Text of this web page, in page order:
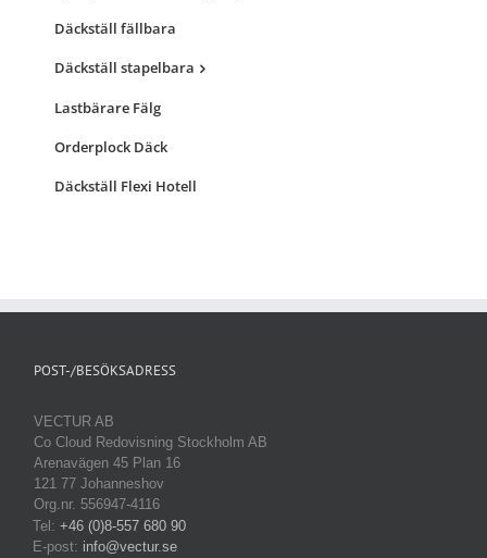
Däckställ fällbara
Däckställ stapelbara
Lastbärare Fälg
Orderplock Däck
Däckställ Flexi Hotell
POST-/BESÖKSADRESS
VECTUR AB
Co Cloud Redovisning Stockholm AB
Arenavägen 45 Plan 16
121 77 Johanneshov
Org.nr. 556947-4116
Tel: +46 (0)8-557 680 90
E-post: info@vectur.se